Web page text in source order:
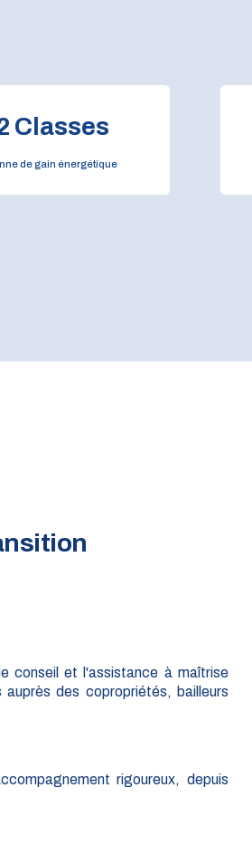
Classes
de gain énergétique
conseil et l'assistance à maîtrise
des copropriétés, bailleurs
rigoureux, depuis